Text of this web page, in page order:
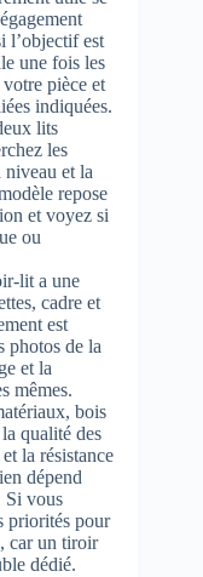
l’objectif est
une fois les
pièce et
indiquées.
lits
les
niveau et la
repose
et voyez si
ou
lit a une
cadre et
est
photos de la
et la
mêmes.
bois
qualité des
la résistance
dépend
Si vous
priorités pour
, car un tiroir
dédié.